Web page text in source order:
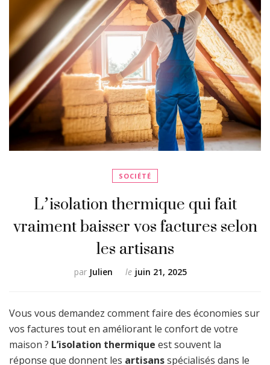
SOCIÉTÉ
L’isolation thermique qui fait
vraiment baisser vos factures selon
les artisans
par Julien le juin 21, 2025
Vous vous demandez comment faire des économies sur
vos factures tout en améliorant le confort de votre
maison ? L’isolation thermique est souvent la
réponse que donnent les artisansspécialisés dans le